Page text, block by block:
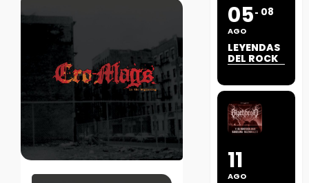
05
AGO
08
LEYENDAS
DEL ROCK
11
AGO